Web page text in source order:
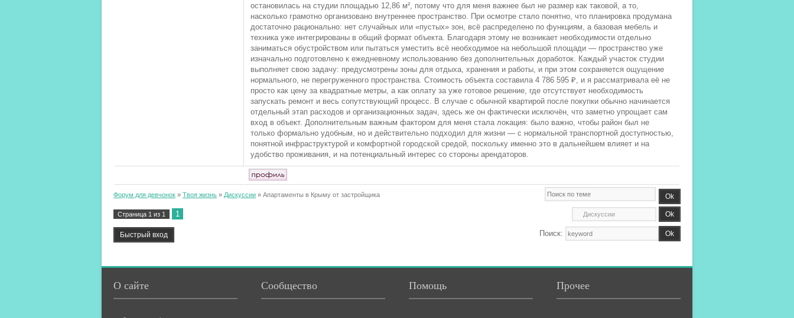
остановилась на студии площадью 12,86 м², потому что для меня важнее был не размер как таковой, а то,
насколько грамотно организовано внутреннее пространство. При осмотре стало понятно, что планировка продумана
достаточно рационально: нет случайных или «пустых» зон, всё распределено по функциям, а базовая мебель и
техника уже интегрированы в общий формат объекта. Благодаря этому не возникает необходимости отдельно
заниматься обустройством или пытаться уместить всё необходимое на небольшой площади — пространство уже
изначально подготовлено к ежедневному использованию без дополнительных доработок. Каждый участок студии
выполняет свою задачу: предусмотрены зоны для отдыха, хранения и работы, и при этом сохраняется ощущение
нормального, не перегруженного пространства. Стоимость объекта составила 4 786 595 ₽, и я рассматривала её не
просто как цену за квадратные метры, а как оплату за уже готовое решение, где отсутствует необходимость
запускать ремонт и весь сопутствующий процесс. В случае с обычной квартирой после покупки обычно начинается
отдельный этап расходов и организационных задач, здесь же он фактически исключён, что заметно упрощает сам
вход в объект. Дополнительным важным фактором для меня стала локация: было важно, чтобы район был не
только формально удобным, но и действительно подходил для жизни — с нормальной транспортной доступностью,
понятной инфраструктурой и комфортной городской средой, поскольку именно это в дальнейшем влияет и на
удобство проживания, и на потенциальный интерес со стороны арендаторов.
Форум для девчонок » Твоя жизнь » Дискуссии » Апартаменты в Крыму от застройщика
Страница 1 из 1 1
Поиск:
О сайте Сообщество Помощь Прочее